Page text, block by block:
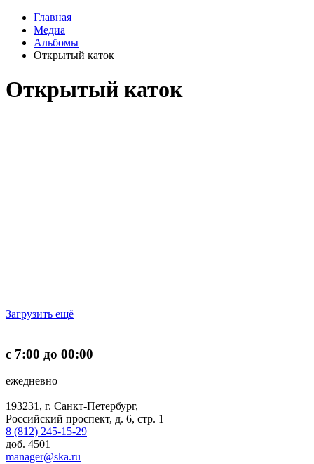
Главная
Медиа
Альбомы
Открытый каток
Открытый каток
Загрузить ещё
с 7:00 до 00:00
ежедневно
193231, г. Санкт-Петербург,
Российский проспект, д. 6, стр. 1
8 (812) 245-15-29
доб. 4501
manager@ska.ru